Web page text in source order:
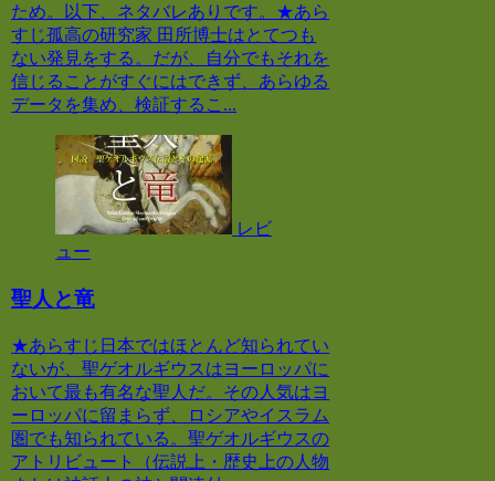
ため。以下、ネタバレありです。★あら
すじ孤高の研究家 田所博士はとてつも
ない発見をする。だが、自分でもそれを
信じることがすぐにはできず、あらゆる
データを集め、検証するこ...
レビ
ュー
聖人と竜
★あらすじ日本ではほとんど知られてい
ないが、聖ゲオルギウスはヨーロッパに
おいて最も有名な聖人だ。その人気はヨ
ーロッパに留まらず、ロシアやイスラム
圏でも知られている。聖ゲオルギウスの
アトリビュート（伝説上・歴史上の人物